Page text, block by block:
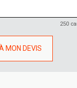
250
MON DEVIS